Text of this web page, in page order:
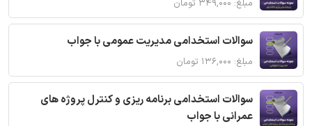
مبلغ: ۳۴۹,۰۰۰ تومان
سوالات استخدامی مدیریت عمومی با جواب
مبلغ: ۱۳۶,۰۰۰ تومان
سوالات استخدامی برنامه ریزی و کنترل پروژه های
عمرانی با جواب